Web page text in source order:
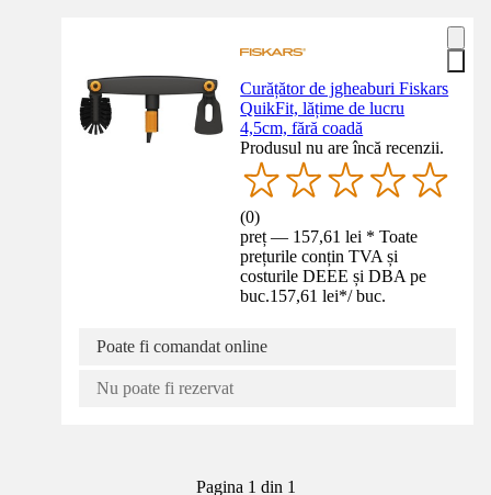
Curățător de jgheaburi Fiskars
QuikFit, lățime de lucru
4,5cm, fără coadă
Produsul nu are încă recenzii.
(0)
preț — 157,61 lei * Toate
prețurile conțin TVA și
costurile DEEE și DBA pe
buc.157,61 lei*/ buc.
Poate fi comandat online
Nu poate fi rezervat
Pagina 1 din 1